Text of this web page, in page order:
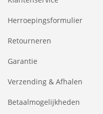
Herroepingsformulier
Retourneren
Garantie
Verzending & Afhalen
Betaalmogelijkheden